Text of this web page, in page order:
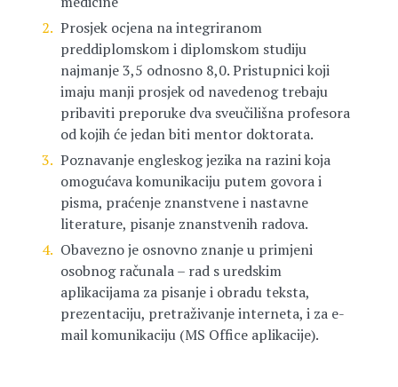
Prosjek ocjena na integriranom
preddiplomskom i diplomskom studiju
najmanje 3,5 odnosno 8,0. Pristupnici koji
imaju manji prosjek od navedenog trebaju
pribaviti preporuke dva sveučilišna profesora
od kojih će jedan biti mentor doktorata.
Poznavanje engleskog jezika na razini koja
omogućava komunikaciju putem govora i
pisma, praćenje znanstvene i nastavne
literature, pisanje znanstvenih radova.
Obavezno je osnovno znanje u primjeni
osobnog računala – rad s uredskim
aplikacijama za pisanje i obradu teksta,
prezentaciju, pretraživanje interneta, i za e-
mail komunikaciju (MS Office aplikacije).